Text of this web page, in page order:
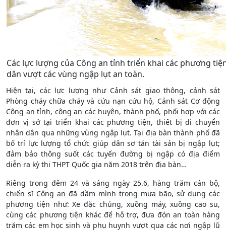
Các lực lượng của Công an tỉnh triển khai các phương
dân vượt các vùng ngập lụt an toàn.
Hiện tại, các lực lượng như Cảnh sát giao thông, cảnh sát
Phòng cháy chữa cháy và cứu nạn cứu hộ, Cảnh sát Cơ động
Công an tỉnh, công an các huyện, thành phố, phối hợp với các
đơn vị sở tại triển khai các phương tiện, thiết bị di chuyển
nhân dân qua những vùng ngập lụt. Tại địa bàn thành phố đã
bố trí lực lượng tổ chức giúp dân sơ tán tài sản bị ngập lụt;
đảm bảo thông suốt các tuyến đường bị ngập có địa điểm
diễn ra kỳ thi THPT Quốc gia năm 2018 trên địa bàn…
Riêng trong đêm 24 và sáng ngày 25.6, hàng trăm cán bộ,
chiến sĩ Công an đã dầm mình trong mưa bão, sử dụng các
phương tiện như: Xe đặc chủng, xuồng máy, xuồng cao su,
cùng các phương tiện khác để hỗ trợ, đưa đón an toàn hàng
trăm các em học sinh và phụ huynh vượt qua các nơi ngập lũ